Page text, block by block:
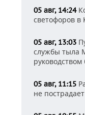
05 авг, 14:24
светофоров в
05 авг, 13:03
службы тыла
руководством
05 авг, 11:15
не